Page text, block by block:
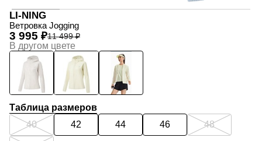
LI-NING
Ветровка Jogging
11 499 ₽
3 995 ₽
В другом цвете
Таблица размеров
40
42 44 46 48